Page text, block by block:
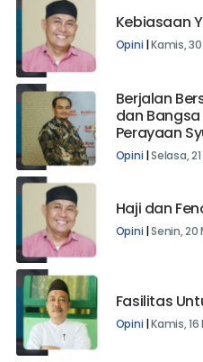
Kebiasaan
Opini |Kamis,
Berjalan
dan
Perayaan
Opini |Selasa,
Haji dan
Opini |Senin, 20
Fasilitas
Opini |Kamis,